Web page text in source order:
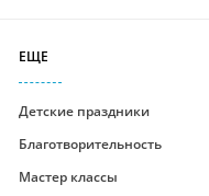
ЕЩЕ
Детские праздники
Благотворительность
Мастер классы